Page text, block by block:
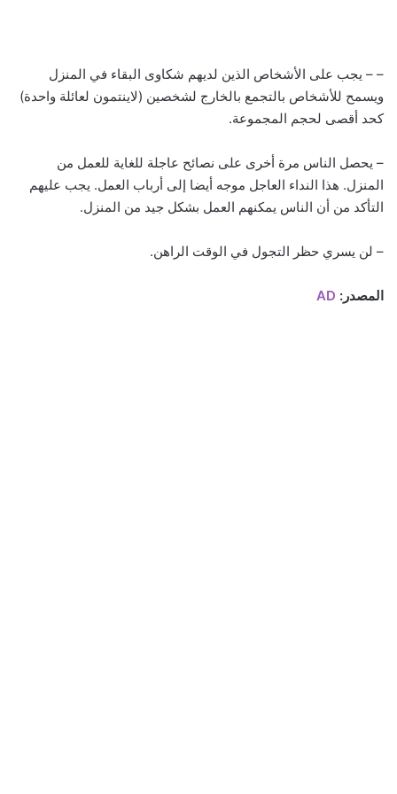
– – يجب على الأشخاص الذين لديهم شكاوى البقاء في المنزل
ويسمح للأشخاص بالتجمع بالخارج لشخصين (لاينتمون لعائلة واحدة)
كحد أقصى لحجم المجموعة.
– يحصل الناس مرة أخرى على نصائح عاجلة للغاية للعمل من
المنزل. هذا النداء العاجل موجه أيضا إلى أرباب العمل. يجب عليهم
التأكد من أن الناس يمكنهم العمل بشكل جيد من المنزل.
– لن يسري حظر التجول في الوقت الراهن.
المصدر: AD